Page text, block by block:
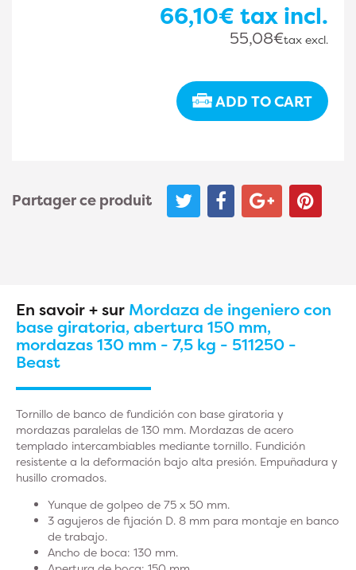
66,10€ tax incl.
55,08€tax excl.
ADD TO CART
Partager ce produit
En savoir + sur Mordaza de ingeniero con
base giratoria, abertura 150 mm,
mordazas 130 mm - 7,5 kg - 511250 -
Beast
Tornillo de banco de fundición con base giratoria y
mordazas paralelas de 130 mm. Mordazas de acero
templado intercambiables mediante tornillo. Fundición
resistente a la deformación bajo alta presión. Empuñadura y
husillo cromados.
Yunque de golpeo de 75 x 50 mm.
3 agujeros de fijación D. 8 mm para montaje en banco
de trabajo.
Ancho de boca: 130 mm.